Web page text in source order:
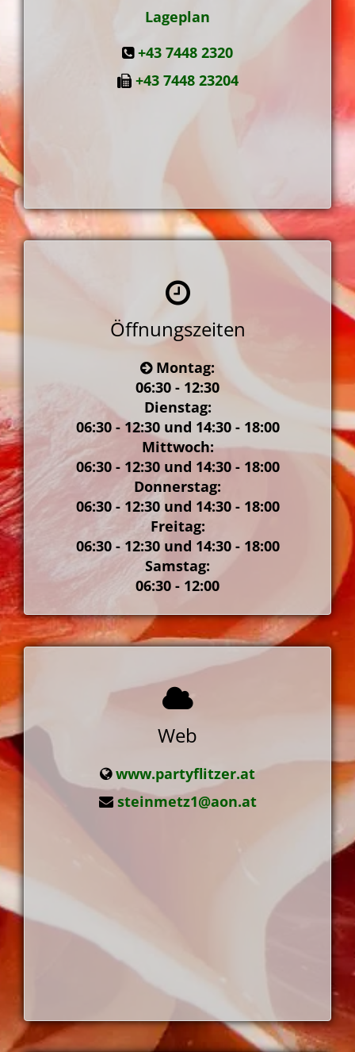
Lageplan
+43 7448 2320
+43 7448 23204
Öffnungszeiten
Montag:
06:30 - 12:30
Dienstag:
06:30 - 12:30 und 14:30 - 18:00
Mittwoch:
06:30 - 12:30 und 14:30 - 18:00
Donnerstag:
06:30 - 12:30 und 14:30 - 18:00
Freitag:
06:30 - 12:30 und 14:30 - 18:00
Samstag:
06:30 - 12:00
Web
www.partyflitzer.at
steinmetz1@aon.at